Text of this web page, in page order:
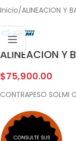
Inicio/ALINEACION Y
ALINEACION Y
$75,900.00
CONTRAPESO SOLMI